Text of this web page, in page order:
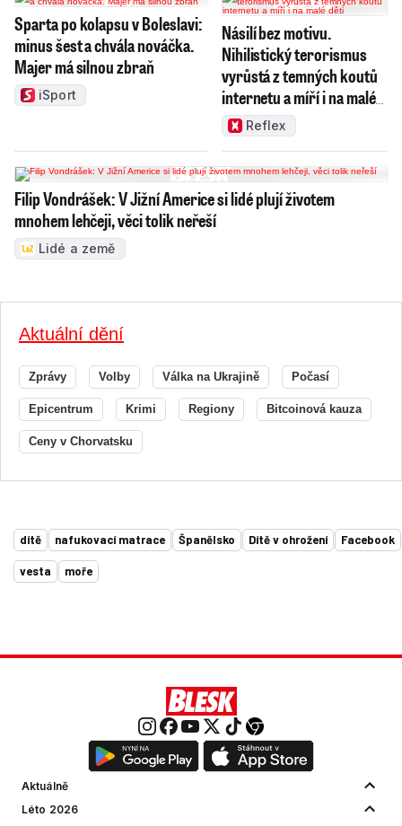
Sparta po kolapsu v Boleslavi:
minus šest a chvála nováčka.
Majer má silnou zbraň
iSport
Násilí bez motivu.
Nihilistický terorismus
vyrůstá z temných koutů
internetu a míří i na malé
dětiReflex
Filip Vondrášek: V Jižní Americe si lidé plují životem
mnohem lehčeji, věci tolik neřeší
Lidé a země
Aktuální dění
Zprávy Volby Válka na Ukrajině Počasí
Epicentrum Krimi Regiony Bitcoinová kauza
Ceny v Chorvatsku
dítě nafukovací matrace Španělsko Dítě v ohrožení Facebook
vesta moře
Aktuálně
Léto 2026